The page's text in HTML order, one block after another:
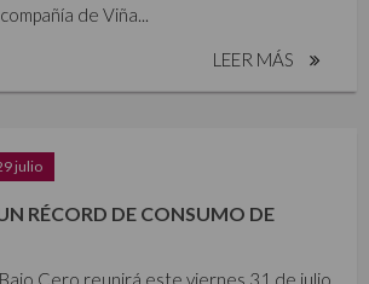
de Viña...
LEER MÁS
julio
RÉCORD DE CONSUMO DE
Cero reunirá este viernes 31 de julio